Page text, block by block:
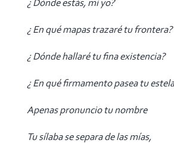
¿ Dónde estás, mi yo?
¿ En qué mapas trazaré tu frontera?
¿ Dónde hallaré tu fina existencia?
¿ En qué firmamento pasea tu
Apenas pronuncio tu nombre
Tu sílaba se separa de las mías,